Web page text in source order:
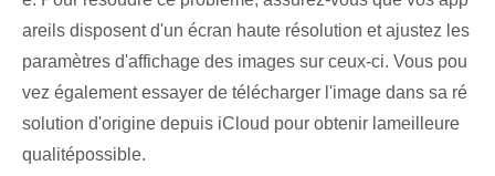
areils disposent d'un écran haute résolution et ajustez les
paramètres d'affichage des images sur ceux-ci. Vous pou
vez également essayer de télécharger l'⁤image⁤ dans⁣ sa ré
solution d'origine depuis iCloud pour obtenir la⁢meilleure
qualité⁢possible.